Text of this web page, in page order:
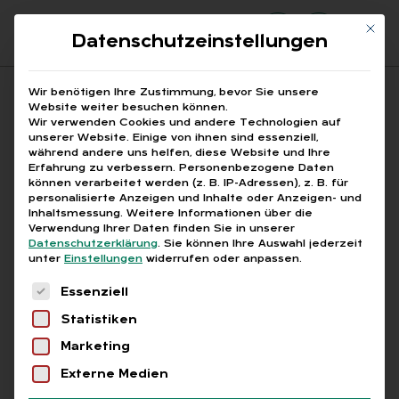
Suchfeld
Suchen
Breadcrumb-Navigation
STARTSEITE ARBEITSMOBILITÄT EU
Alle Bei­trä­ge mit dem
Schlag­wort „Ar­beits­mo­
bi­li­tät EU“
Mit
Datenschutzeinstellungen
Wir benötigen Ihre Zustimmung, bevor Sie unsere
Website weiter besuchen können.
Wir verwenden Cookies und andere Technologien auf
unserer Website. Einige von ihnen sind essenziell,
während andere uns helfen, diese Website und Ihre
Erfahrung zu verbessern. Personenbezogene Daten
können verarbeitet werden (z. B. IP-Adressen), z. B. für
personalisierte Anzeigen und Inhalte oder Anzeigen- und
Inhaltsmessung. Weitere Informationen über die
Verwendung Ihrer Daten finden Sie in unserer
Datenschutzerklärung. Sie können Ihre Auswahl jederzeit
unter Einstellungen widerrufen oder anpassen.
Es folgt eine Liste der Service-Gruppen, für
Essenziell
Statistiken
Marketing
Externe Medien